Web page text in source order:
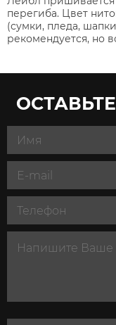
перегиба. Цвет
(сумки, пледа,
рекомендуется, но